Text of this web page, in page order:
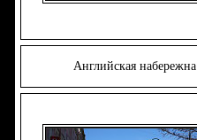
Английская набережна